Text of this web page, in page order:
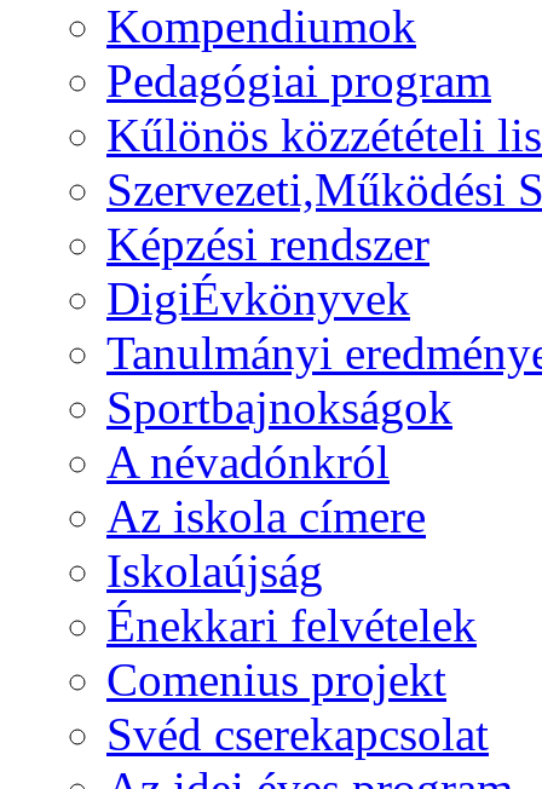
Kompendiumok
Pedagógiai program
Kűlönös közzétételi
Szervezeti,Működési
Képzési rendszer
DigiÉvkönyvek
Tanulmányi
Sportbajnokságok
A névadónkról
Az iskola címere
Iskolaújság
Énekkari felvételek
Comenius projekt
Svéd cserekapcsolat